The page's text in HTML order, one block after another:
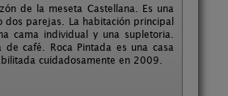
de la meseta Castellana. Es una
dos parejas. La habitación principal
cama individual y una supletoria.
café. Roca Pintada es una casa
cuidadosamente en 2009.